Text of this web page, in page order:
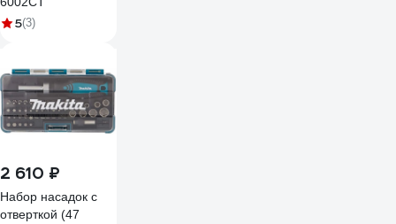
5(3)
2 610 ₽
Набор насадок с
отверткой (47